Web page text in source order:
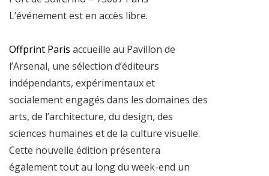
L’événement est en accès libre.
Offprint Paris accueille au Pavillon de
l’Arsenal, une sélection d’éditeurs
indépendants, expérimentaux et
socialement engagés dans les domaines des
arts, de l’architecture, du design, des
sciences humaines et de la culture visuelle.
Cette nouvelle édition présentera
également tout au long du week-end un